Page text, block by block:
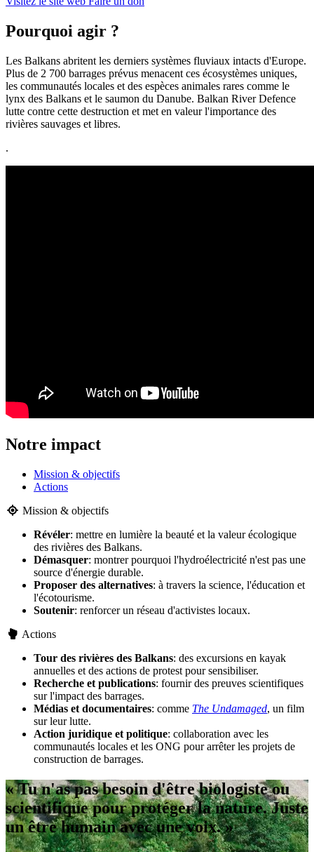
Pourquoi agir ?
Les Balkans abritent les derniers systèmes fluviaux intacts d'Europe.
Plus de 2 700 barrages prévus menacent ces écosystèmes uniques,
les communautés locales et des espèces animales rares comme le
lynx des Balkans et le saumon du Danube. Balkan River Defence
lutte contre cette destruction et met en valeur l'importance des
rivières sauvages et libres.
.
Notre impact
Mission & objectifs
Actions
Mission & objectifs
Révéler: mettre en lumière la beauté et la valeur écologique
des rivières des Balkans.
Démasquer: montrer pourquoi l'hydroélectricité n'est pas une
source d'énergie durable.
Proposer des alternatives: à travers la science, l'éducation et
l'écotourisme.
Soutenir: renforcer un réseau d'activistes locaux.
Actions
Tour des rivières des Balkans: des excursions en kayak
annuelles et des actions de protest pour sensibiliser.
Recherche et publications: fournir des preuves scientifiques
sur l'impact des barrages.
Médias et documentaires: comme The Undamaged, un film
sur leur lutte.
Action juridique et politique: collaboration avec les
communautés locales et les ONG pour arrêter les projets de
construction de barrages.
« Tu n'as pas besoin d'être biologiste ou
scientifique pour protéger la nature. Juste
un être humain avec une voix. »